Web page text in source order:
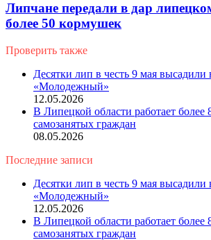
Липчане передали в дар
более 50 кормушек
Проверить также
Десятки лип в честь 9 мая высадили
«Молодежный»
12.05.2026
В Липецкой области работает более
самозанятых граждан
08.05.2026
Последние записи
Десятки лип в честь 9 мая высадили
«Молодежный»
12.05.2026
В Липецкой области работает более
самозанятых граждан